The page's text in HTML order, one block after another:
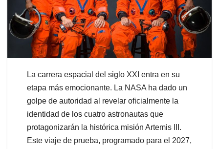
La carrera espacial del siglo XXI entra en su
etapa más emocionante. La NASA ha dado un
golpe de autoridad al revelar oficialmente la
identidad de los cuatro astronautas que
protagonizarán la histórica misión Artemis III.
Este viaje de prueba, programado para el 2027,